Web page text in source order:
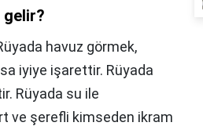
gelir?
havuz görmek,
iyiye işarettir. Rüyada
Rüyada su ile
ve şerefli kimseden ikram